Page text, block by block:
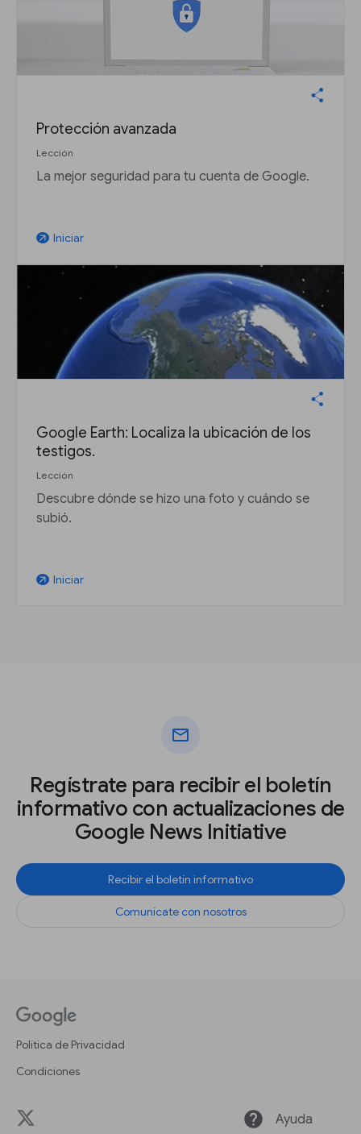
Protección avanzada
Lección
La mejor seguridad para tu cuenta de Google.
arrow_outward Iniciar
Google Earth: Localiza la ubicación de los
testigos.
Lección
Descubre dónde se hizo una foto y cuándo se
subió.
arrow_outward Iniciar
mail
Regístrate para recibir el boletín
informativo con actualizaciones de
Google News Initiative
Recibir el boletín informativo
Comunícate con nosotros
Política de Privacidad
Condiciones
help Ayuda